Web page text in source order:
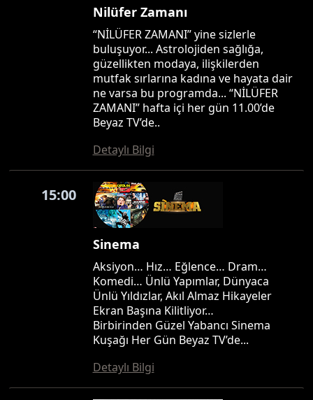
Nilüfer Zamanı
“NİLÜFER ZAMANI” yine sizlerle
buluşuyor... Astrolojiden sağlığa,
güzellikten modaya, ilişkilerden
mutfak sırlarına kadına ve hayata dair
ne varsa bu programda... “NİLÜFER
ZAMANI” hafta içi her gün 11.00’de
Beyaz TV’de..
Detaylı Bilgi
15:00
Sinema
Aksiyon… Hız… Eğlence… Dram…
Komedi… Ünlü Yapımlar, Dünyaca
Ünlü Yıldızlar, Akıl Almaz Hikayeler
Ekran Başına Kilitliyor…
Birbirinden Güzel Yabancı Sinema
Kuşağı Her Gün Beyaz TV’de...
Detaylı Bilgi